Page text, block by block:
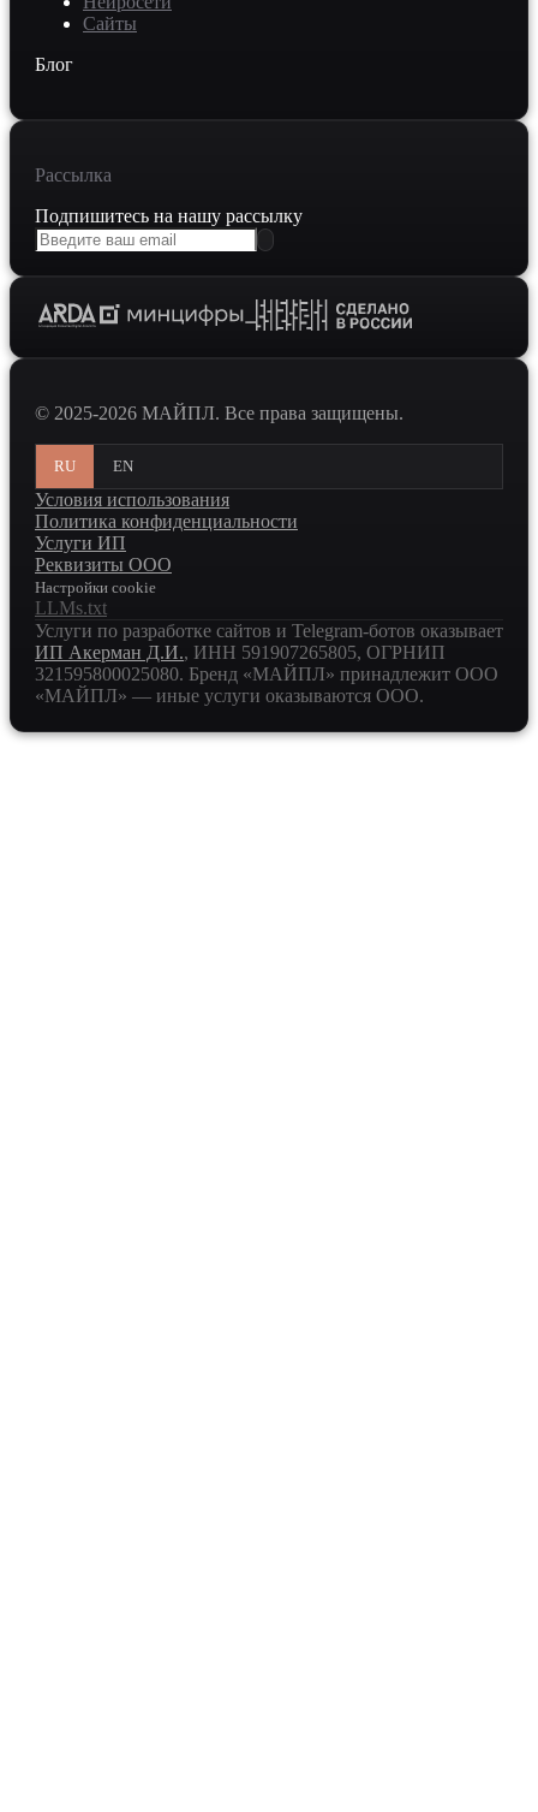
Сайты
Блог
Рассылка
Подпишитесь на нашу рассылку
© 2025-2026 МАЙПЛ. Все права защищены.
RU EN
Условия использования
Политика конфиденциальности
Услуги ИП
Реквизиты ООО
Настройки cookie
LLMs.txt
Услуги по разработке сайтов и Telegram-ботов оказывает
ИП Акерман Д.И., ИНН 591907265805, ОГРНИП
321595800025080. Бренд «МАЙПЛ» принадлежит ООО
«МАЙПЛ» — иные услуги оказываются ООО.